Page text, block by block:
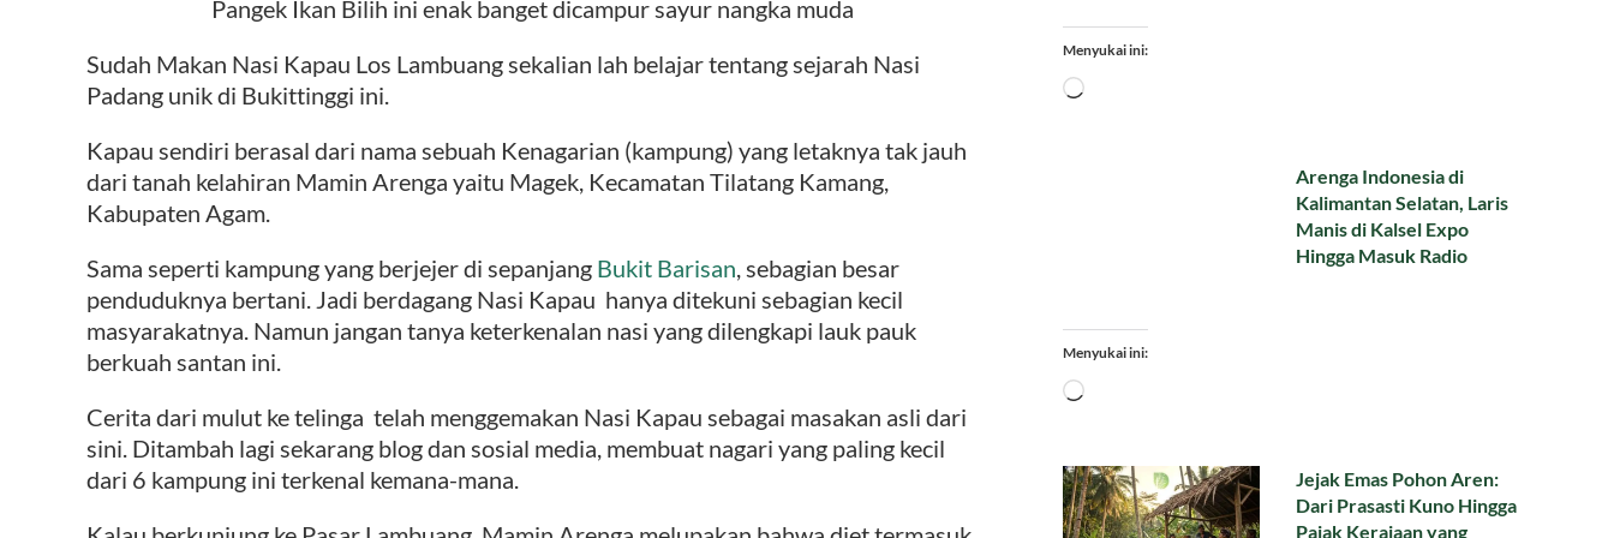
Pangek Ikan Bilih ini enak banget dicampur sayur nangka muda
Sudah Makan Nasi Kapau Los Lambuang sekalian lah belajar tentang sejarah Nasi
Padang unik di Bukittinggi ini.
Kapau sendiri berasal dari nama sebuah Kenagarian (kampung) yang letaknya tak jauh
dari tanah kelahiran Mamin Arenga yaitu Magek, Kecamatan Tilatang Kamang,
Kabupaten Agam.
Sama seperti kampung yang berjejer di sepanjang Bukit Barisan, sebagian besar
penduduknya bertani. Jadi berdagang Nasi Kapau hanya ditekuni sebagian kecil
masyarakatnya. Namun jangan tanya keterkenalan nasi yang dilengkapi lauk pauk
berkuah santan ini.
Cerita dari mulut ke telinga telah menggemakan Nasi Kapau sebagai masakan asli dari
sini. Ditambah lagi sekarang blog dan sosial media, membuat nagari yang paling kecil
dari 6 kampung ini terkenal kemana-mana.
Menyukai ini:
Memuat...
Arenga Indonesia di
Kalimantan Selatan, Laris
Manis di Kalsel Expo
Hingga Masuk Radio
Menyukai ini:
Memuat...
Jejak Emas Pohon Aren:
Dari Prasasti Kuno Hingga
Pajak Kerajaan yang